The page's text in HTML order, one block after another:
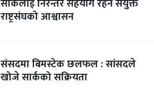
सार्कलाई निरन्तर सहयोग रहने संयुक्त
राष्ट्रसंघको आश्वासन
संसदमा बिमस्टेक छलफल : सांसदले
खोजे सार्कको सक्रियता